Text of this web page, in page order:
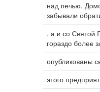
над печью.
забывали
, а и со Святой
гораздо более
опубликованы
этого